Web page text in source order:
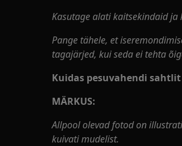
Kasutage alati kaitsekindaid ja
Pange tähele, et
tagajärjed, kui seda ei tehta
Kuidas pesuvahendi
MÄRKUS:
Allpool olevad fotod on
kuivati mudelist.